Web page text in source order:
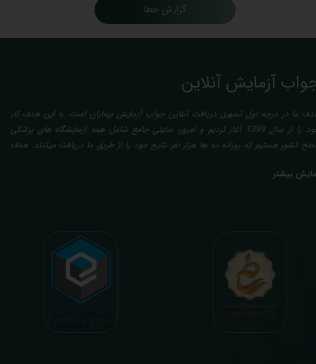
گزارش خطا
آزمایش آنلاین
ما در درجه اول تسهیل دریافت آنلاین جواب آزمایش بیماران است. با این هدف کار
خود را از سال 1399 آغاز کردیم و امروز، سایتی جامع شامل همه آزمایشگاه های پزشکی
کشور هستیم که روزانه ده ها هزار نفر نتایج خود را از طریق ما دریافت میکنند. هدف
با تایید و مهر پزشک متخصص) میباشد. رسالت ما در تفسیر، استخراج حداکثر
بیمه ها، افزایش تمایل افراد به انجام آزمایش (با دریافت اطلاعاتی دقیقتر، کاربردی، قابل
و شخصی سازی شده) میگردد. تا درنهایت به جامعه ای سالم تر برای تبدیل شدن به
پیشرفته (دیر و زود داره سوخت و سوز نداره...) برسیم. قابل ذکر است که جواب
آنلاین به نتایج هیچ یک از کاربران بصورت مستقیم دسترسی ندارد و موارد تفسیر نیز
با درخواست و ارسال خود کاربر انجام میگیرد و ما تابع اصول اخلاق پزشکی و حرفه ای
بیشتر